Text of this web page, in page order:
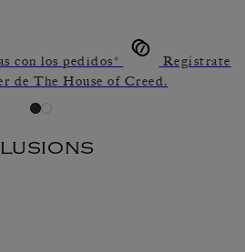
con los pedidos*
Regístrate
de The House of Creed.